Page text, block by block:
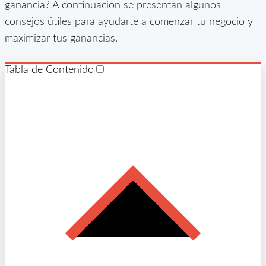
ganancia? A continuación se presentan algunos
consejos útiles para ayudarte a comenzar tu negocio y
maximizar tus ganancias.
Tabla de Contenido